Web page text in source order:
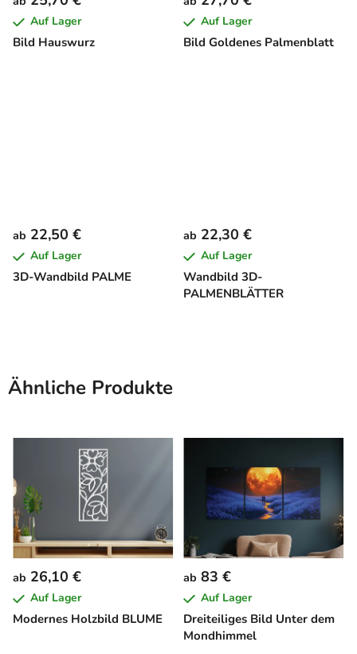
Bild Hauswurz
Auf Lager
Bild Goldenes Palmenblatt
Auf Lager
3D-Wandbild PALME
ab 22,50 €
Auf Lager
Wandbild 3D-
PALMENBLÄTTER
ab 22,30 €
Auf Lager
Ähnliche Produkte
Modernes Holzbild BLUME
ab 26,10 €
Auf Lager
Dreiteiliges Bild Unter dem
Mondhimmel
ab 83 €
Auf Lager